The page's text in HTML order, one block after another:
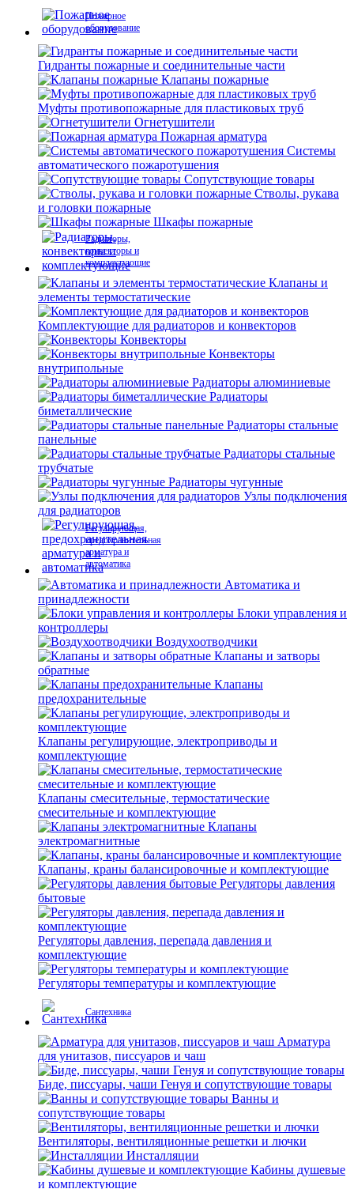
Пожарное
оборудование
Гидранты пожарные и соединительные части
Клапаны пожарные
Муфты противопожарные для пластиковых труб
Огнетушители
Пожарная арматура
Системы
автоматического пожаротушения
Сопутствующие товары
Стволы, рукава
и головки пожарные
Шкафы пожарные
Радиаторы,
конвекторы и
комплектующие
Клапаны и
элементы термостатические
Комплектующие для радиаторов и конвекторов
Конвекторы
Конвекторы
внутрипольные
Радиаторы алюминиевые
Радиаторы
биметаллические
Радиаторы стальные
панельные
Радиаторы стальные
трубчатые
Радиаторы чугунные
Узлы подключения
для радиаторов
Регулирующая,
предохранительная
арматура и
автоматика
Автоматика и
принадлежности
Блоки управления и
контроллеры
Воздухоотводчики
Клапаны и затворы
обратные
Клапаны
предохранительные
Клапаны регулирующие, электроприводы и
комплектующие
Клапаны смесительные, термостатические
смесительные и комплектующие
Клапаны
электромагнитные
Клапаны, краны балансировочные и комплектующие
Регуляторы давления
бытовые
Регуляторы давления, перепада давления и
комплектующие
Регуляторы температуры и комплектующие
Сантехника
Арматура
для унитазов, писсуаров и чаш
Биде, писсуары, чаши Генуя и сопутствующие товары
Ванны и
сопутствующие товары
Вентиляторы, вентиляционные решетки и лючки
Инсталляции
Кабины душевые
и комплектующие